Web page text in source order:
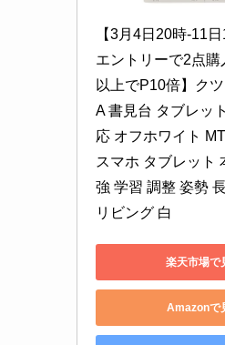
【3月4日20時-11
エントリーで2点購
以上でP10倍】ク
A 書見台 タブレッ
応 オフホワイト
スマホ タブレット
強 学習 調整 姿勢
リビング 白
楽天市場で
Amazonで